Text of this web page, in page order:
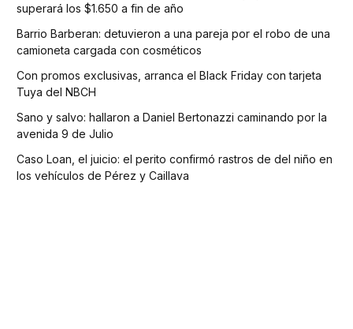
superará los $1.650 a fin de año
Barrio Barberan: detuvieron a una pareja por el robo de una
camioneta cargada con cosméticos
Con promos exclusivas, arranca el Black Friday con tarjeta
Tuya del NBCH
Sano y salvo: hallaron a Daniel Bertonazzi caminando por la
avenida 9 de Julio
Caso Loan, el juicio: el perito confirmó rastros de del niño en
los vehículos de Pérez y Caillava